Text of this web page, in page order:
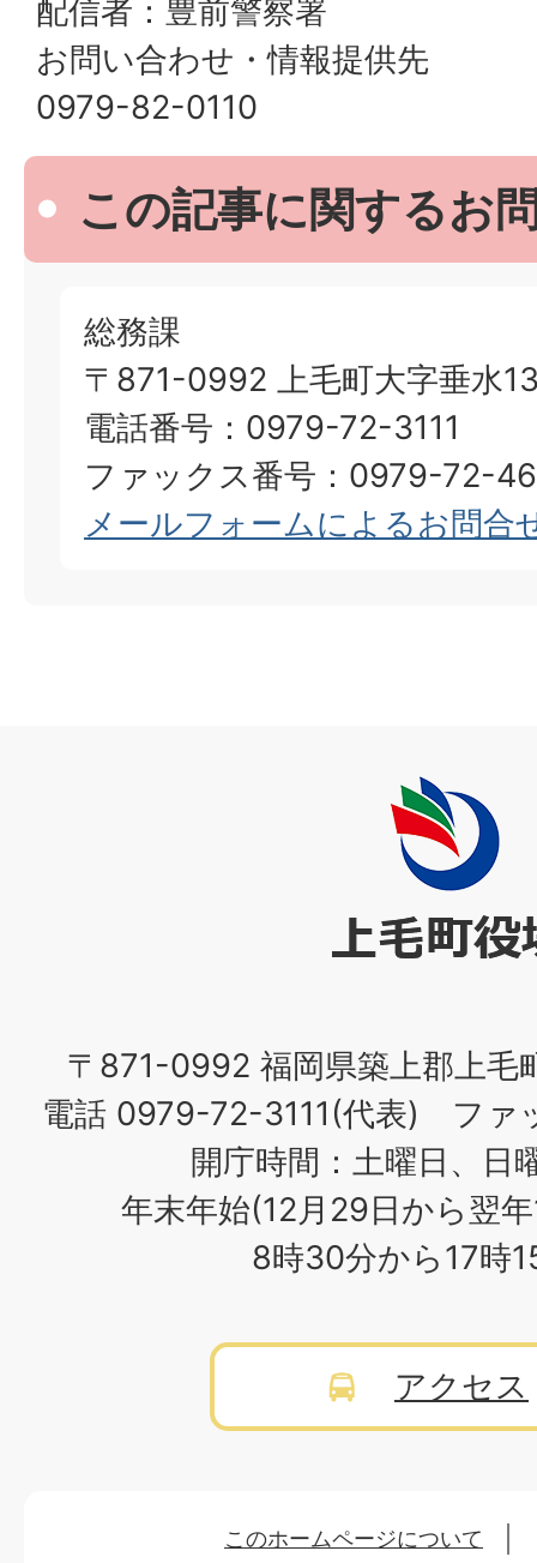
配信者：豊前警察署
お問い合わせ・情報提供先
0979-82-0110
この記事に関するお
総務課
〒871-0992 上毛町大字垂水
電話番号：0979-72-3111
ファックス番号：0979-72-
メールフォームによるお問合
〒871-0992 福岡県築上郡上毛
電話 0979-72-3111(代表) ファ
開庁時間：土曜日、日
年末年始(12月29日から翌
8時30分から17時
アクセス
このホームページについて